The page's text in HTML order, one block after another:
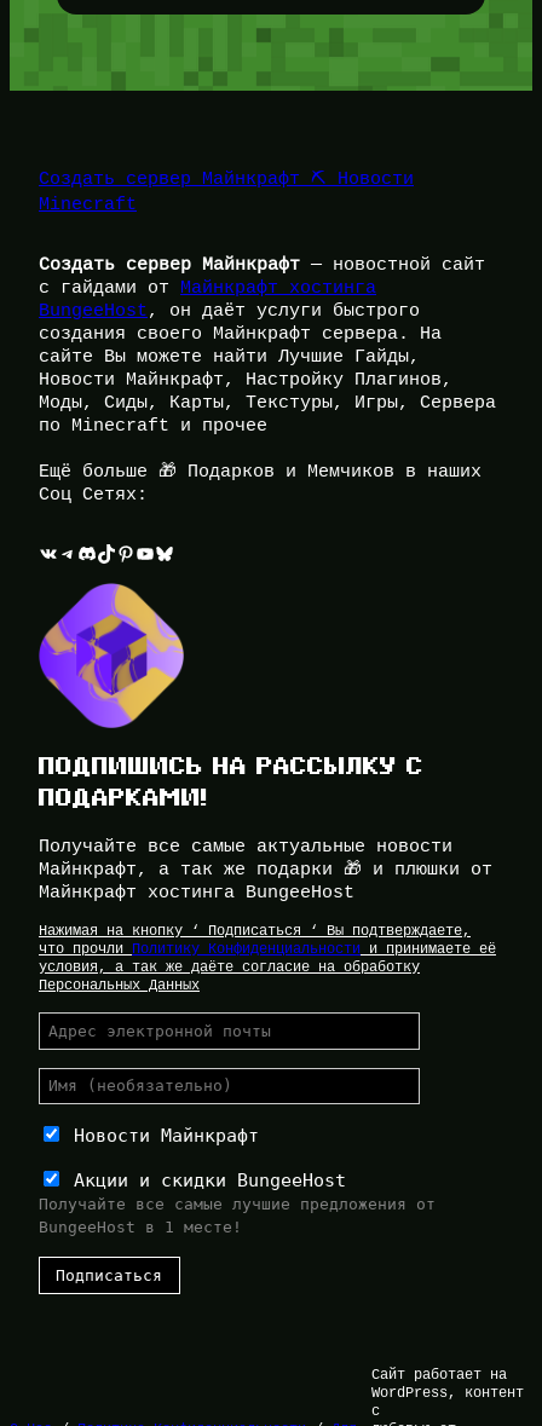
Создать сервер Майнкрафт ⛏️ Новости
Minecraft
Создать сервер Майнкрафт — новостной сайт
с гайдами от
Майнкрафт хостинга
BungeeHost, он даёт услуги быстрого
создания своего Майнкрафт сервера. На
сайте Вы можете найти Лучшие Гайды,
Новости Майнкрафт, Настройку Плагинов,
Моды, Сиды, Карты, Текстуры, Игры, Сервера
по Minecraft и прочее
Ещё больше 🎁 Подарков и Мемчиков в наших
Соц Сетях:
ВКонтакте Telegram Discord TikTok Pinterest YouTube Bluesky
ПОДПИШИСЬ НА РАССЫЛКУ С
ПОДАРКАМИ!
Получайте все самые актуальные новости
Майнкрафт, а так же подарки 🎁 и плюшки от
Майнкрафт хостинга BungeeHost
Нажимая на кнопку ‘ Подписаться ‘ Вы подтверждаете,
что прочли Политику Конфиденциальности и принимаете её
условия, а так же даёте согласие на обработку
Персональных Данных
Новости Майнкрафт
Акции и скидки BungeeHost
Получайте все самые лучшие предложения от
BungeeHost в 1 месте!
Сайт работает на
WordPress, контент
с